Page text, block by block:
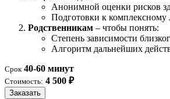
Анонимной оценки рисков
Подготовки к комплексному
Родственникам – чтобы понять:
Степень зависимости
Алгоритм дальнейших
Срок 40-60 минут
Стоимость: 4 500 ₽
Заказать